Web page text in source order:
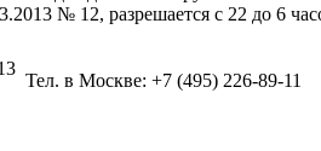
№ 12, разрешается с 22 до 6
Тел. в Москве: +7 (495) 226-89-11